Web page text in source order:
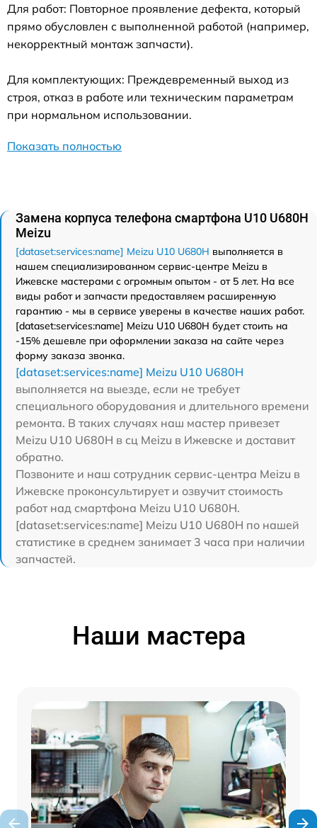
Для работ: Повторное проявление дефекта, который
прямо обусловлен с выполненной работой (например,
некорректный монтаж запчасти).
Для комплектующих: Преждевременный выход из
строя, отказ в работе или техническим параметрам
при нормальном использовании.
Показать полностью
Замена корпуса телефона смартфона U10 U680H
Meizu
[dataset:services:name] Meizu U10 U680H выполняется в
нашем специализированном сервис-центре Meizu в
Ижевске мастерами с огромным опытом - от 5 лет. На все
виды работ и запчасти предоставляем расширенную
гарантию - мы в сервисе уверены в качестве наших работ.
[dataset:services:name] Meizu U10 U680H будет стоить на
-15% дешевле при оформлении заказа на сайте через
форму заказа звонка.
[dataset:services:name] Meizu U10 U680H
выполняется на выезде, если не требует
специального оборудования и длительного времени
ремонта. В таких случаях наш мастер привезет
Meizu U10 U680H в сц Meizu в Ижевске и доставит
обратно.
Позвоните и наш сотрудник сервис-центра Meizu в
Ижевске проконсультирует и озвучит стоимость
работ над смартфона Meizu U10 U680H.
[dataset:services:name] Meizu U10 U680H по нашей
статистике в среднем занимает 3 часа при наличии
запчастей.
Наши мастера